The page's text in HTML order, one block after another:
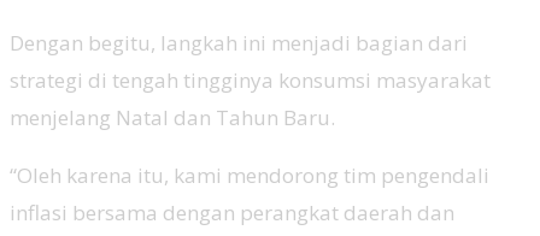
Dengan begitu, langkah ini menjadi bagian dari
strategi di tengah tingginya konsumsi masyarakat
menjelang Natal dan Tahun Baru.
“Oleh karena itu, kami mendorong tim pengendali
inflasi bersama dengan perangkat daerah dan